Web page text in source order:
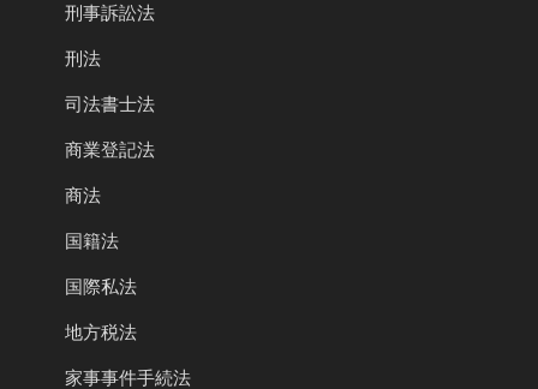
刑事訴訟法
刑法
司法書士法
商業登記法
商法
国籍法
国際私法
地方税法
家事事件手続法